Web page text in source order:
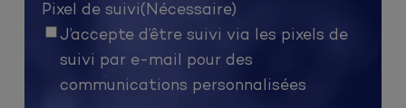
Pixel de suivi(Nécessaire)
J’accepte d’être suivi via les pixels de
suivi par e-mail pour des
communications personnalisées